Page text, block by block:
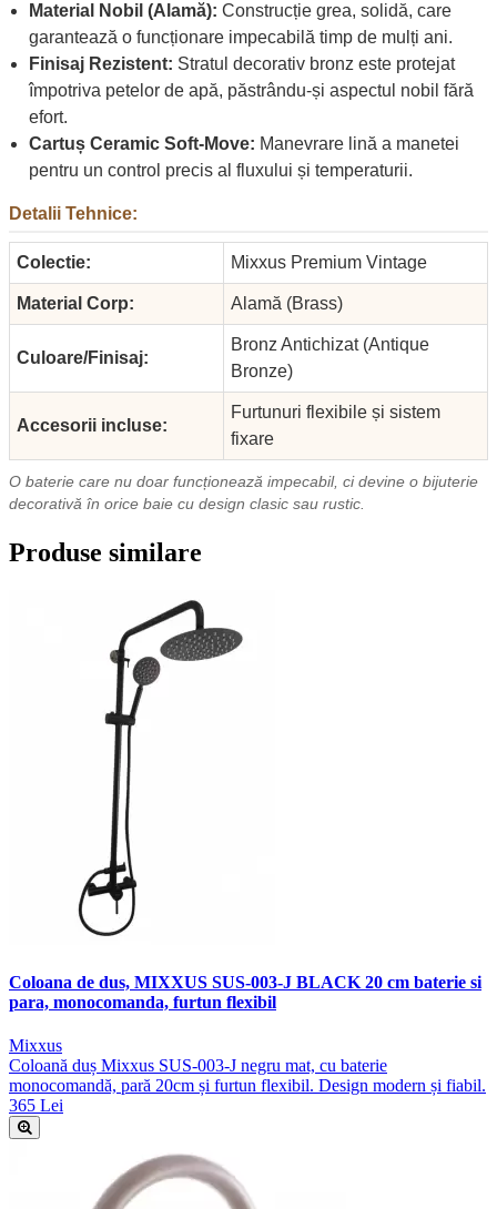
Material Nobil (Alamă): Construcție grea, solidă, care
garantează o funcționare impecabilă timp de mulți ani.
Finisaj Rezistent: Stratul decorativ bronz este protejat
împotriva petelor de apă, păstrându-și aspectul nobil fără
efort.
Cartuș Ceramic Soft-Move: Manevrare lină a manetei
pentru un control precis al fluxului și temperaturii.
Detalii Tehnice:
Colectie: Mixxus Premium Vintage
Material Corp: Alamă (Brass)
Culoare/Finisaj:
Bronz Antichizat (Antique
Bronze)
Accesorii incluse:
Furtunuri flexibile și sistem
fixare
O baterie care nu doar funcționează impecabil, ci devine o bijuterie
decorativă în orice baie cu design clasic sau rustic.
Produse similare
Coloana de dus, MIXXUS SUS-003-J BLACK 20 cm baterie si
para, monocomanda, furtun flexibil
Mixxus
Coloană duș Mixxus SUS-003-J negru mat, cu baterie
monocomandă, pară 20cm și furtun flexibil. Design modern și fiabil.
365 Lei